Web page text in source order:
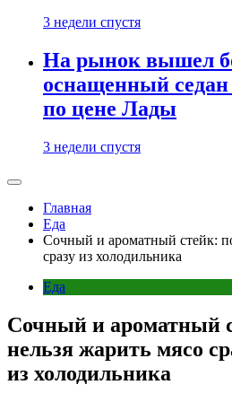
3 недели спустя
На рынок вышел
оснащенный
по цене Лады
3 недели спустя
Главная
Еда
Сочный и ароматный стейк:
сразу из холодильника
Еда
Сочный и ароматный
нельзя жарить мясо
из холодильника